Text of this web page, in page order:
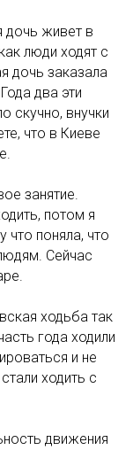
дочь живет в
люди ходят с
дочь заказала
два эти
скучно, внучки
что в Киеве
занятие.
потом я
что поняла, что
Сейчас
ходьба так
года ходили
и не
ходить с
движения